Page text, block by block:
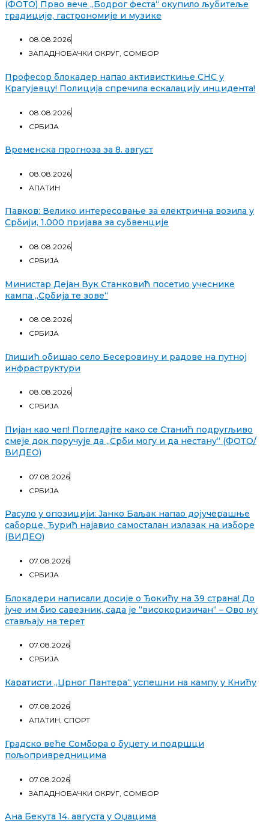
(ФОТО) Прво вече „Бодрог феста“ окупило љубитеље
традиције, гастрономије и музике
08.08.2026
ЗАПАДНОБАЧКИ ОКРУГ, СОМБОР
Професор блокадер напао активисткиње СНС у
Крагујевцу! Полиција спречила ескалацију инцидента!
08.08.2026
СРБИЈА
Временска прогноза за 8. август
08.08.2026
АПАТИН
Павков: Велико интересовање за електрична возила у
Србији, 1.000 пријава за субвенције
08.08.2026
СРБИЈА
Министар Дејан Вук Станковић посетио учеснике
кампа „Србија те зове“
08.08.2026
СРБИЈА
Глишић обишао село Бесеровину и радове на путној
инфраструктури
08.08.2026
СРБИЈА
Пијан као чеп! Погледајте како се Станић подругљиво
смеје док поручује да „Срби могу и да нестану“ (ФОТО/
ВИДЕО)
07.08.2026
СРБИЈА
Расуло у опозицији: Јанко Баљак напао дојучерашње
саборце, Ђурић најавио самосталан излазак на изборе
(ВИДЕО)
07.08.2026
СРБИЈА
Блокадери написали досије о Ђокићу на 39 страна! До
јуче им био савезник, сада је “високоризичан“ – Ово му
стављају на терет
07.08.2026
СРБИЈА
Каратисти „Црног Пантера“ успешни на кампу у Книћу
07.08.2026
АПАТИН, СПОРТ
Градско веће Сомбора о буџету и подршци
пољопривредницима
07.08.2026
ЗАПАДНОБАЧКИ ОКРУГ СОМБОР
Ана Бекута 14. августа у Оџацима